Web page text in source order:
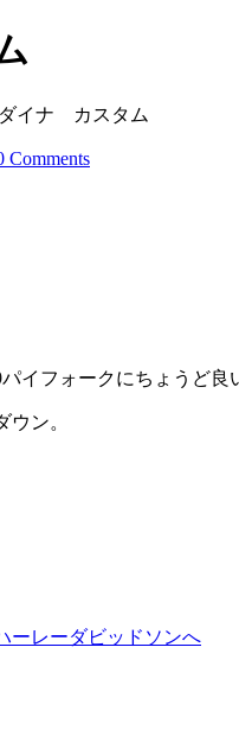
ダイナ カスタム
Comments
イフォークにちょうど良
ン。